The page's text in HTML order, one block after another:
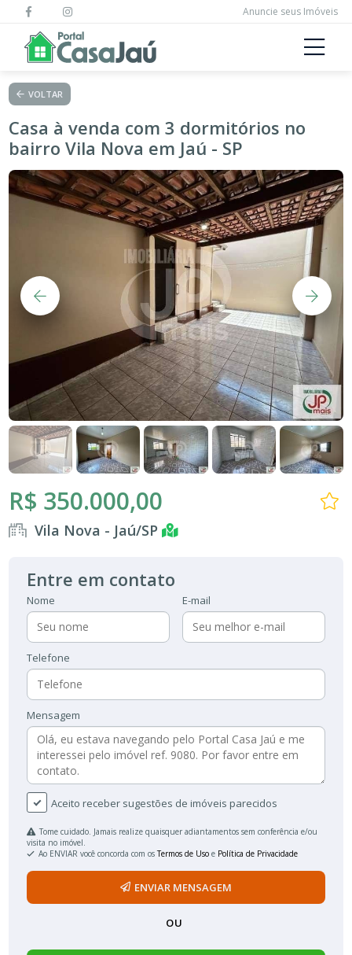
Anuncie seus Imóveis
VOLTAR
Casa à venda com 3 dormitórios no
bairro Vila Nova em Jaú - SP
R$ 350.000,00
Vila Nova - Jaú/SP
Entre em contato
Nome E-mail
Telefone
Mensagem
Aceito receber sugestões de imóveis parecidos
Tome cuidado. Jamais realize quaisquer adiantamentos sem conferência e/ou
visita no imóvel.
Ao ENVIAR você concorda com osTermos de Uso e Política de Privacidade
ENVIAR MENSAGEM
OU